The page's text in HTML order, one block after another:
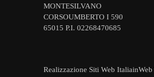
MONTESILVANO
CORSOUMBERTO I 590
65015 P.I. 02268470685
Realizzazione Siti Web ItaliainWeb